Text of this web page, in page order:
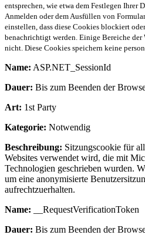
entsprechen, wie etwa dem Festlegen Ihrer
Anmelden oder dem Ausfüllen von
einstellen, dass diese Cookies blockiert
benachrichtigt werden. Einige Bereiche
nicht. Diese Cookies speichern keine
Name: ASP.NET_SessionId
Dauer: Bis zum Beenden der
Art: 1st Party
Kategorie: Notwendig
Beschreibung: Sitzungscookie für
Websites verwendet wird, die mit
Technologien geschrieben wurden.
um eine anonymisierte
aufrechtzuerhalten.
Name: __RequestVerificationToken
Dauer: Bis zum Beenden der